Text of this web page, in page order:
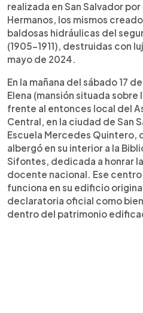
realizada en San Salvador
Hermanos, los mismos
baldosas hidráulicas del
(1905-1911), destruidas con
mayo de 2024.
En la mañana del sábado 17
Elena (mansión situada
frente al entonces local del
Central, en la ciudad de San
Escuela Mercedes Quintero,
albergó en su interior a la
Sifontes, dedicada a honrar
docente nacional. Ese
funciona en su edificio
declaratoria oficial como
dentro del patrimonio